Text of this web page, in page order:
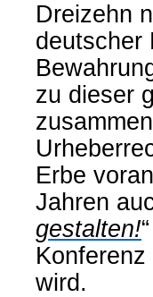
Dreizehn
deutscher
zu dieser
Erbe
Jahren
gestalten!
wird.